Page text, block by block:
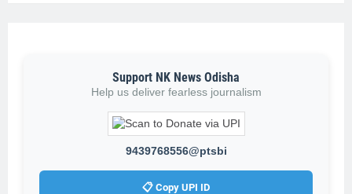
Support NK News Odisha
Help us deliver fearless journalism
9439768556@ptsbi
📋 Copy UPI ID